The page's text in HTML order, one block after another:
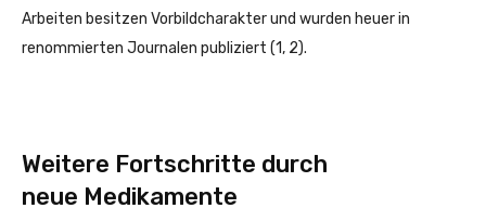
Arbeiten besitzen Vorbildcharakter und wurden heuer in
renommierten Journalen publiziert (1, 2).
Weitere Fortschritte durch
neue Medikamente